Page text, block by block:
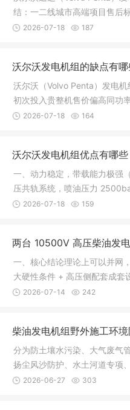
结：一二线城市高端项目售后
工地短板明显，配件贵、维修
2026-07-18 187
沃尔沃发电机组的缺点有哪
沃尔沃（Volvo Penta）发电机
初次投入贵整机售价偏高同功
0%；对比珀金斯、康明斯合
2026-07-18 164
沃尔沃发电机组优点有哪些
一、动力稳定，带载能力极强
压共轨系统，喷油压力
响应极快。低惯量增压器，突
2026-07-18 159
两台 10500V 高压柴油发
一、核心结论理论上可以并网
大硬性条件 + 高压侧配套成套
法直接并联。10.5kV（
2026-07-14 242
柴油发电机组野外施工环
分为防土壤水污染、大气废气
扬尘风沙防护、水土河道专项
保检查合规与现场实操。一、
2026-06-27 303